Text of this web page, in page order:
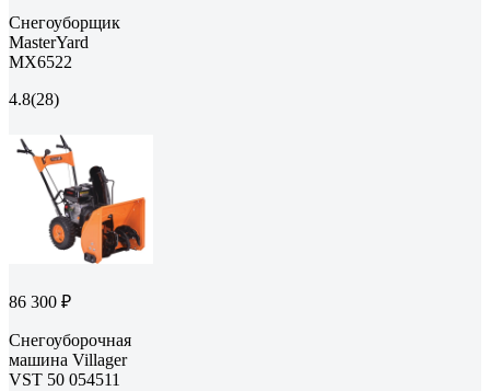
Снегоуборщик
MasterYard
MX6522
4.8(28)
86 300 ₽
Снегоуборочная
машина Villager
VST 50 054511